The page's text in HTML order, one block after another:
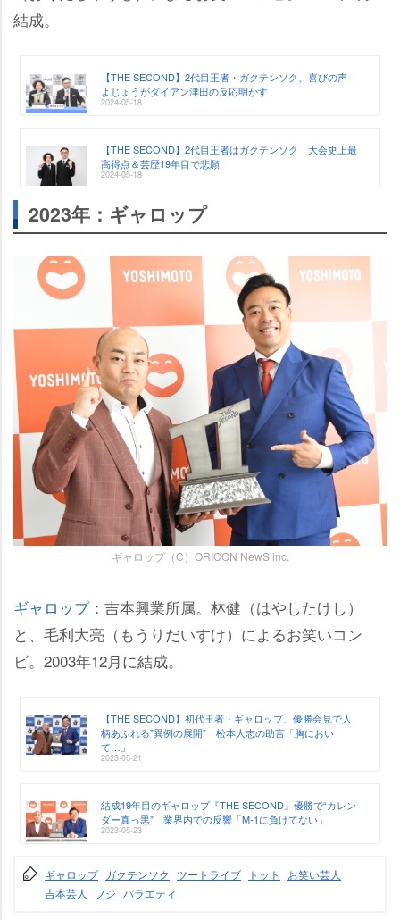
結成。
【THE SECOND】2代目王者・ガクテンソク、喜びの声
よじょうがダイアン津田の反応明かす
2024-05-18
【THE SECOND】2代目王者はガクテンソク 大会史上最
高得点＆芸歴19年目で悲願
2024-05-18
2023年：ギャロップ
ギャロップ（C）ORICON NewS inc.
ギャロップ：吉本興業所属。林健（はやしたけし）
と、毛利大亮（もうりだいすけ）によるお笑いコン
ビ。2003年12月に結成。
【THE SECOND】初代王者・ギャロップ、優勝会見で人
柄あふれる”異例の展開” 松本人志の助言「胸におい
て…」
2023-05-21
結成19年目のギャロップ『THE SECOND』優勝で“カレン
ダー真っ黒” 業界内での反響「M-1に負けてない」
2023-05-23
ギャロップ ガクテンソク ツートライブ トット
お笑い芸人
吉本芸人
フジ バラエティ